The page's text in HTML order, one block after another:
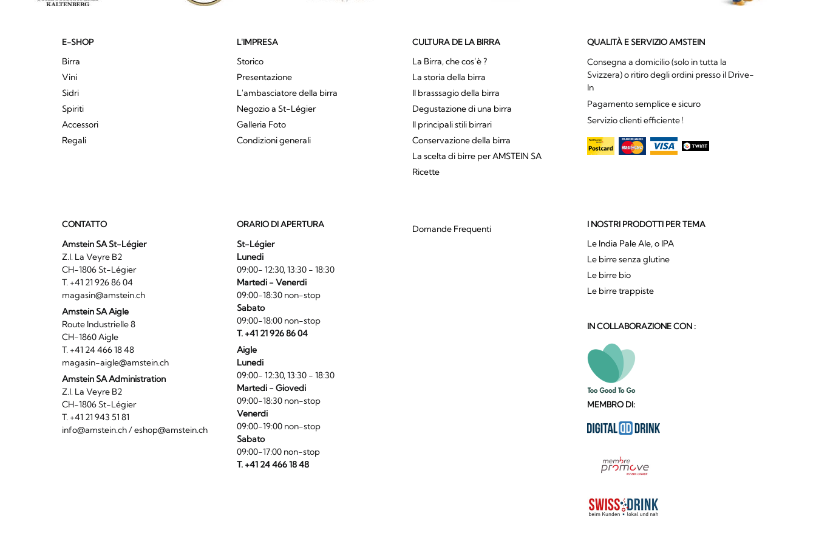
E-SHOP
Birra
Vini
Sidri
Spiriti
Accessori
Regali
L'IMPRESA
Storico
Presentazione
L'ambasciatore della birra
Negozio a St-Légier
Galleria Foto
Condizioni generali
CULTURA DE LA BIRRA
La Birra, che cos’è ?
La storia della birra
Il brasssagio della birra
Degustazione di una birra
Il principali stili birrari
Conservazione della birra
La scelta di birre per AMSTEIN SA
Ricette
QUALITÀ E SERVIZIO AMSTEIN
Consegna a domicilio (solo in tutta la
Svizzera) o ritiro degli ordini presso il Drive-
In
Pagamento semplice e sicuro
Servizio clienti efficiente !
CONTATTO
Amstein SA St-Légier
Z.I. La Veyre B2
CH-1806 St-Légier
T. +41 21 926 86 04
magasin@amstein.ch
Amstein SA Aigle
Route Industrielle 8
CH-1860 Aigle
T. +41 24 466 18 48
magasin-aigle@amstein.ch
Amstein SA Administration
Z.I. La Veyre B2
CH-1806 St-Légier
T. +41 21 943 51 81
info@amstein.ch/eshop@amstein.ch
ORARIO DI APERTURA
St-Légier
Lunedi
09:00- 12:30, 13:30 - 18:30
Martedi - Venerdi
09:00-18:30 non-stop
Sabato
09:00-18:00 non-stop
T. +41 21 926 86 04
Aigle
Lunedi
09:00- 12:30, 13:30 - 18:30
Martedi - Giovedi
09:00-18:30 non-stop
Venerdi
09:00-19:00 non-stop
Sabato
09:00-17:00 non-stop
T. +41 24 466 18 48
Domande Frequenti I NOSTRI PRODOTTI PER TEMA
Le India Pale Ale, o IPA
Le birre senza glutine
Le birre bio
Le birre trappiste
IN COLLABORAZIONE CON :
MEMBRO DI: